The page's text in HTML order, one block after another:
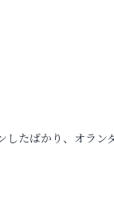
したばかり、オラン